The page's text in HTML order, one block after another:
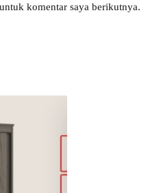
komentar saya berikutnya.